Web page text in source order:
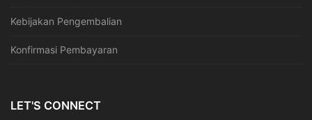
Kebijakan Pengembalian
Konfirmasi Pembayaran
LET'S CONNECT